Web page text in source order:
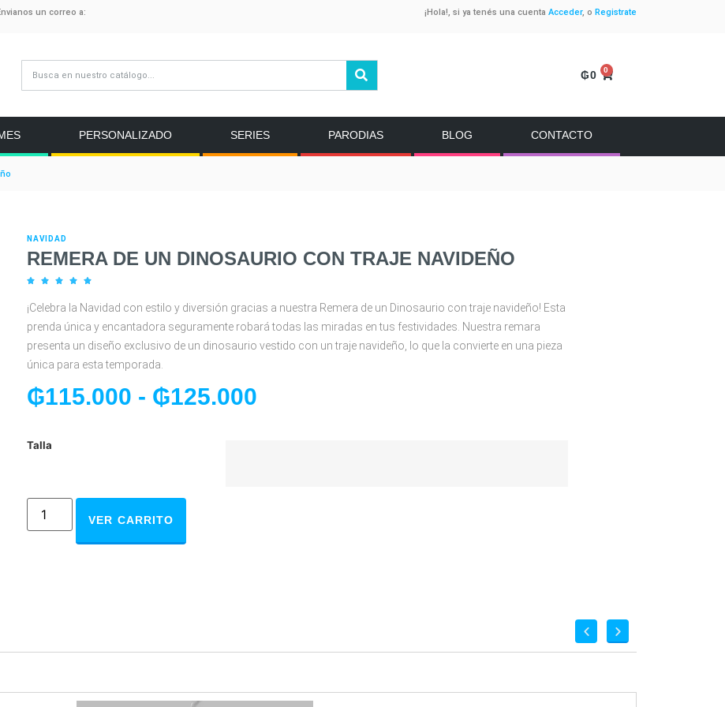
un correo a:
¡Hola!, si ya tenés una cuenta Acceder, o Registrate
₲0 0
PERSONALIZADO SERIES PARODIAS BLOG CONTACTO
NAVIDAD
REMERA DE UN DINOSAURIO CON TRAJE NAVIDEÑO
    
¡Celebra la Navidad con estilo y diversión gracias a nuestra Remera de un Dinosaurio con traje navideño! Esta
prenda única y encantadora seguramente robará todas las miradas en tus festividades. Nuestra remara
presenta un diseño exclusivo de un dinosaurio vestido con un traje navideño, lo que la convierte en una pieza
única para esta temporada.
₲115.000 - ₲125.000
Talla
VER CARRITO